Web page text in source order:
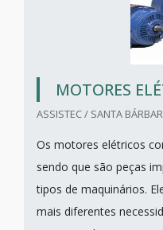
MOTORES
ASSISTEC / SANTA
Os motores elétricos
sendo que são peças
tipos de maquinários.
mais diferentes